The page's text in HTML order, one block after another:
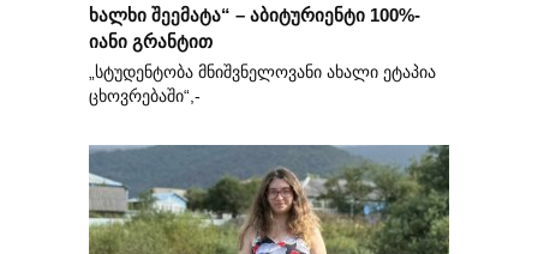
ხალხი შეემატა“ – აბიტურიენტი 100%-
იანი გრანტით
„სტუდენტობა მნიშვნელოვანი ახალი ეტაპია
ცხოვრებაში“,-